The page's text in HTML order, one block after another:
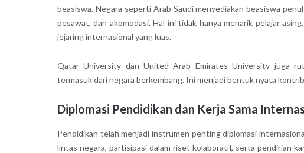
beasiswa. Negara seperti Arab Saudi menyediakan beasiswa
pesawat, dan akomodasi. Hal ini tidak hanya menarik pelajar
jejaring internasional yang luas.
Qatar University dan United Arab Emirates University juga
termasuk dari negara berkembang. Ini menjadi bentuk nyata
Diplomasi Pendidikan dan Kerja Sama
Pendidikan telah menjadi instrumen penting diplomasi
lintas negara, partisipasi dalam riset kolaboratif, serta pendirian